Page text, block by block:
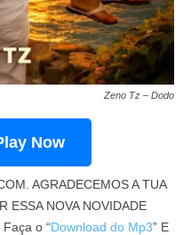
Zeno Tz – Dodo
Now
AGRADECEMOS A TUA
ESSA NOVA NOVIDADE
. Faça o “Download do Mp3” E